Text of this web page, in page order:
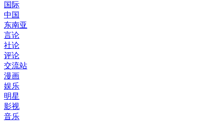
国际
中国
东南亚
言论
社论
评论
交流站
漫画
娱乐
明星
影视
音乐